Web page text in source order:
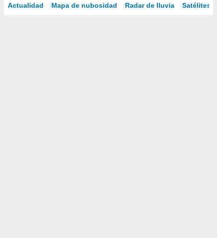
Actualidad Mapa de nubosidad Radar de lluvia Satélites